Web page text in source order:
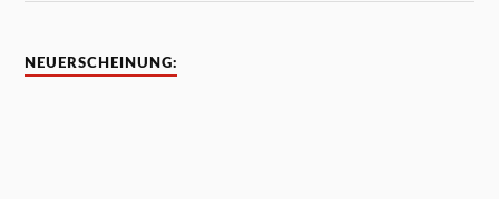
NEUERSCHEINUNG: